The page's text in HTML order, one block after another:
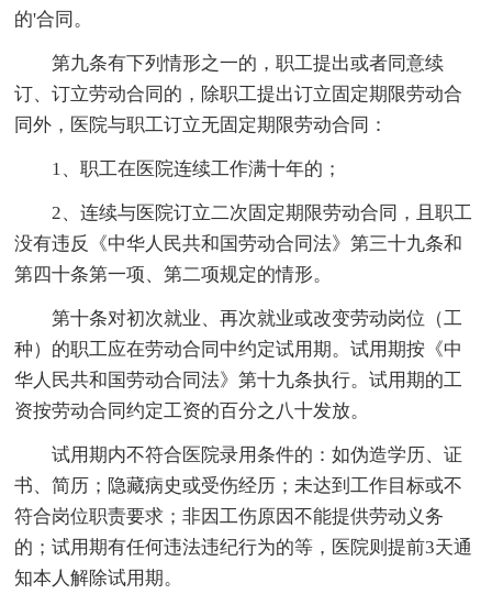
的'合同。
第九条有下列情形之一的，职工提出或者同意续
订、订立劳动合同的，除职工提出订立固定期限劳动合
同外，医院与职工订立无固定期限劳动合同：
1、职工在医院连续工作满十年的；
2、连续与医院订立二次固定期限劳动合同，且职工
没有违反《中华人民共和国劳动合同法》第三十九条和
第四十条第一项、第二项规定的情形。
第十条对初次就业、再次就业或改变劳动岗位（工
种）的职工应在劳动合同中约定试用期。试用期按《中
华人民共和国劳动合同法》第十九条执行。试用期的工
资按劳动合同约定工资的百分之八十发放。
试用期内不符合医院录用条件的：如伪造学历、证
书、简历；隐藏病史或受伤经历；未达到工作目标或不
符合岗位职责要求；非因工伤原因不能提供劳动义务
的；试用期有任何违法违纪行为的等，医院则提前3天通
知本人解除试用期。